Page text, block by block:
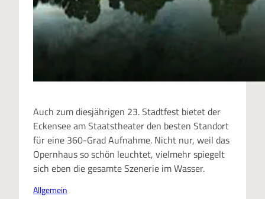
Auch zum diesjährigen 23. Stadtfest bietet der
Eckensee am Staatstheater den besten Standort
für eine 360-Grad Aufnahme. Nicht nur, weil das
Opernhaus so schön leuchtet, vielmehr spiegelt
sich eben die gesamte Szenerie im Wasser.
Allgemein